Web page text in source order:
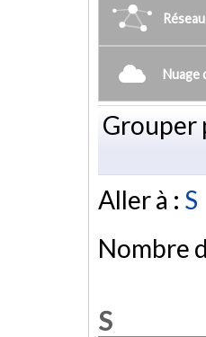
Nuage
Grouper
Aller à : S
Nombre
S